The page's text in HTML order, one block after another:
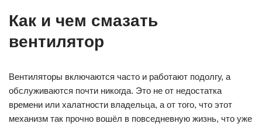
Как и чем смазать
вентилятор
Вентиляторы включаются часто и работают подолгу, а
обслуживаются почти никогда. Это не от недостатка
времени или халатности владельца, а от того, что этот
механизм так прочно вошёл в повседневную жизнь, что уже